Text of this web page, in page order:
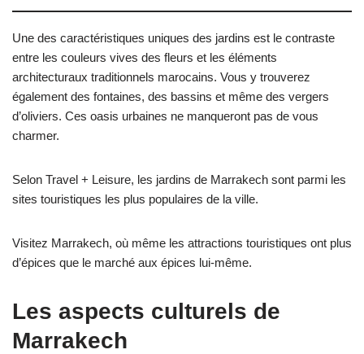
Une des caractéristiques uniques des jardins est le contraste
entre les couleurs vives des fleurs et les éléments
architecturaux traditionnels marocains. Vous y trouverez
également des fontaines, des bassins et même des vergers
d’oliviers. Ces oasis urbaines ne manqueront pas de vous
charmer.
Selon Travel + Leisure, les jardins de Marrakech sont parmi les
sites touristiques les plus populaires de la ville.
Visitez Marrakech, où même les attractions touristiques ont plus
d’épices que le marché aux épices lui-même.
Les aspects culturels de
Marrakech